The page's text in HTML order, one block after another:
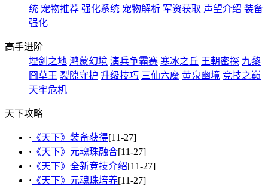
统 宠物推荐 强化系统 宠物解析 军资获取 声望介绍 装备
强化
高手进阶
埋剑之地 鸿蒙幻境 演兵争霸赛 寒冰之丘 王朝密探 九黎
囧草王 裂隙守护 升级技巧 三仙六魔 黄泉幽境 竞技之巅
天牢危机
天下攻略
· 《天下》装备获得[11-27]
· 《天下》元魂珠融合[11-27]
· 《天下》全新竞技介绍[11-27]
· 《天下》元魂珠培养[11-27]